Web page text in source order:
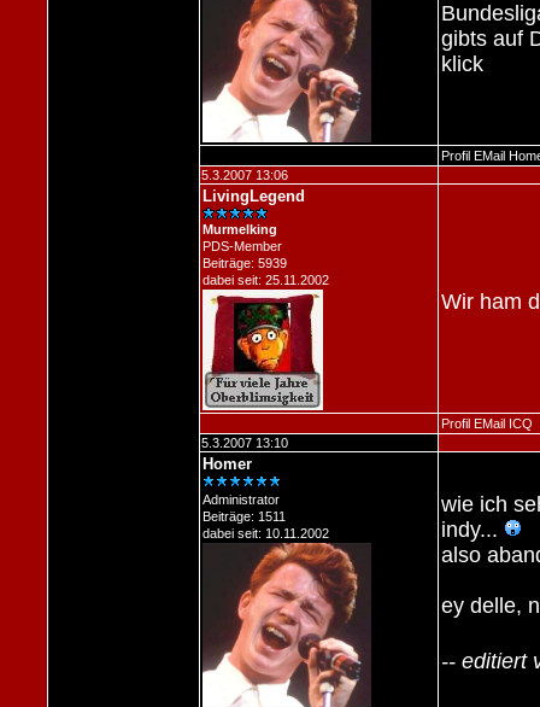
gibts auf
klick
Profil EMail
5.3.2007 13:06
LivingLegend
Murmelking
PDS-Member
Beiträge: 5939
dabei seit: 25.11.2002
Wir ham
Profil EMail ICQ
5.3.2007 13:10
Homer
Administrator
Beiträge: 1511
dabei seit: 10.11.2002
wie ich
indy...
also
ey delle,
-- editiert